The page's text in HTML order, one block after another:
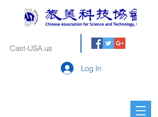
Cast-USA.us
Log In